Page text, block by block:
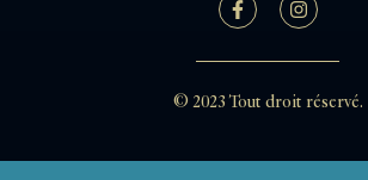
© 2023 Tout droit réservé.